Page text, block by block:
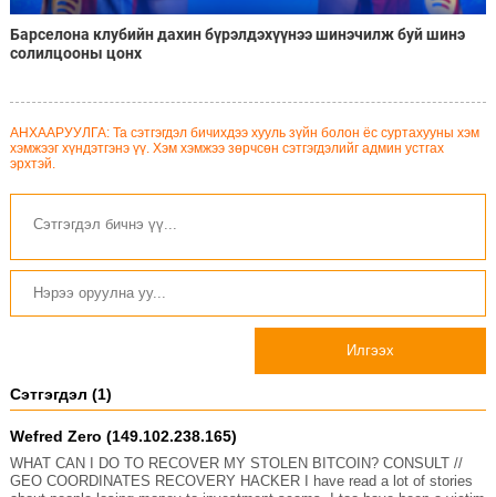
Барселона клубийн дахин бүрэлдэхүүнээ шинэчилж буй шинэ
солилцооны цонх
АНХААРУУЛГА: Та сэтгэгдэл бичихдээ хууль зүйн болон ёс суртахууны хэм
хэмжээг хүндэтгэнэ үү. Хэм хэмжээ зөрчсөн сэтгэгдэлийг админ устгах
эрхтэй.
Илгээх
Сэтгэгдэл (1)
Wefred Zero (149.102.238.165)
WHAT CAN I DO TO RECOVER MY STOLEN BITCOIN? CONSULT //
GEO COORDINATES RECOVERY HACKER I have read a lot of stories